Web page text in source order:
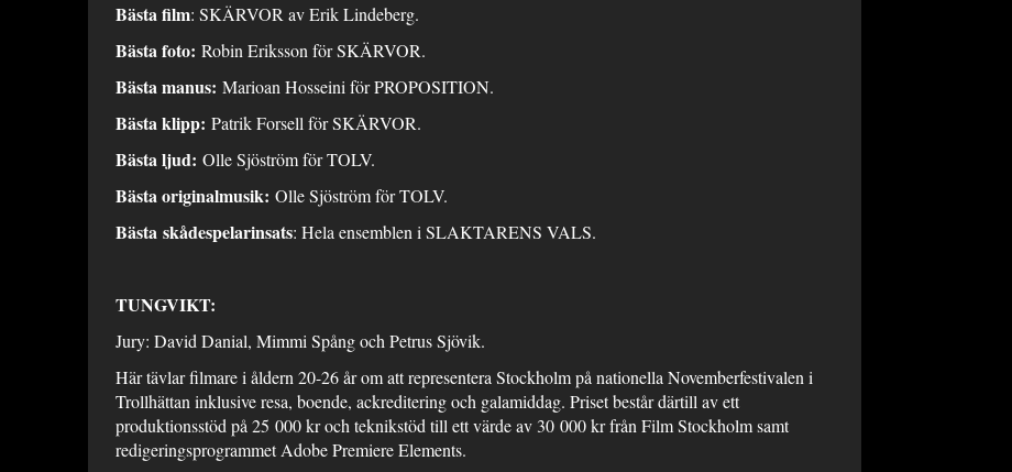
Bästa film: SKÄRVOR av Erik Lindeberg.
Bästa foto: Robin Eriksson för SKÄRVOR.
Bästa manus: Marioan Hosseini för PROPOSITION.
Bästa klipp: Patrik Forsell för SKÄRVOR.
Bästa ljud: Olle Sjöström för TOLV.
Bästa originalmusik: Olle Sjöström för TOLV.
Bästa skådespelarinsats: Hela ensemblen i SLAKTARENS VALS.
TUNGVIKT:
Jury: David Danial, Mimmi Spång och Petrus Sjövik.
Här tävlar filmare i åldern 20-26 år om att representera Stockholm på nationella Novemberfestivalen i
Trollhättan inklusive resa, boende, ackreditering och galamiddag. Priset består därtill av ett
produktionsstöd på 25 000 kr och teknikstöd till ett värde av 30 000 kr från Film Stockholm samt
redigeringsprogrammet Adobe Premiere Elements.